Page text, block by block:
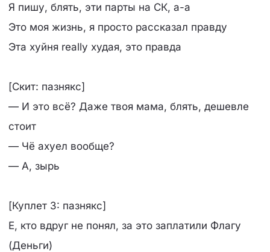
Я пишу, блять, эти парты на СК, а-а
Это моя жизнь, я просто рассказал правду
Эта хуйня really худая, это правда
[Скит: пазнякс]
— И это всё? Даже твоя мама, блять, дешевле
стоит
— Чё ахуел вообще?
— А, зырь
[Куплет 3: пазнякс]
Е, кто вдруг не понял, за это заплатили Флагу
(Деньги)